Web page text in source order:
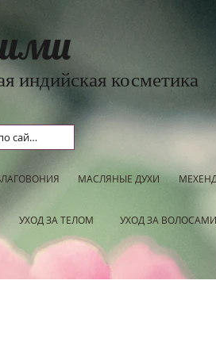
индийская косметика
МАСЛЯНЫЕ ДУХИ
УХОД ЗА ТЕЛОМ УХОД ЗА ВОЛОСАМИ